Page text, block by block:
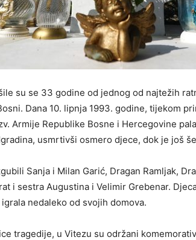
su se 33 godine od jednog od najtežih
Dana 10. lipnja 1993. godine, tijekom
Armije Republike Bosne i Hercegovine
usmrtivši osmero djece, dok je još
Sanja i Milan Garić, Dragan Ramljak,
i sestra Augustina i Velimir Grebenar.
nedaleko od svojih domova.
tragedije, u Vitezu su održani